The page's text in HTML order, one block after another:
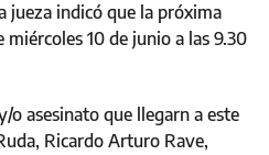
jueza indicó que la próxima
10 de junio a las 9.30
o asesinato que llegarn a este
Ricardo Arturo Rave,